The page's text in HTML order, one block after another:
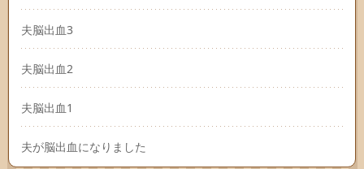
夫脳出血3
夫脳出血2
夫脳出血1
夫が脳出血になりました